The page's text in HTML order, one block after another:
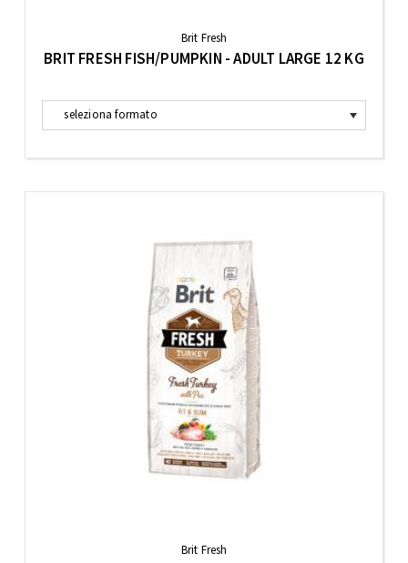
Brit Fresh
BRIT FRESH FISH/PUMPKIN - ADULT LARGE 12 KG
seleziona formato
Brit Fresh